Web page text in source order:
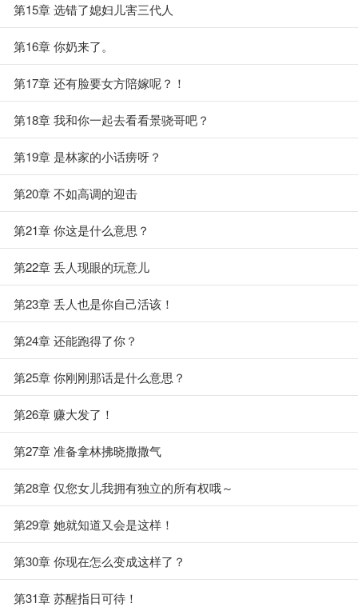
第15章 选错了媳妇儿害三代人
第16章 你奶来了。
第17章 还有脸要女方陪嫁呢？！
第18章 我和你一起去看看景骁哥吧？
第19章 是林家的小话痨呀？
第20章 不如高调的迎击
第21章 你这是什么意思？
第22章 丢人现眼的玩意儿
第23章 丢人也是你自己活该！
第24章 还能跑得了你？
第25章 你刚刚那话是什么意思？
第26章 赚大发了！
第27章 准备拿林拂晓撒撒气
第28章 仅您女儿我拥有独立的所有权哦～
第29章 她就知道又会是这样！
第30章 你现在怎么变成这样了？
第31章 苏醒指日可待！